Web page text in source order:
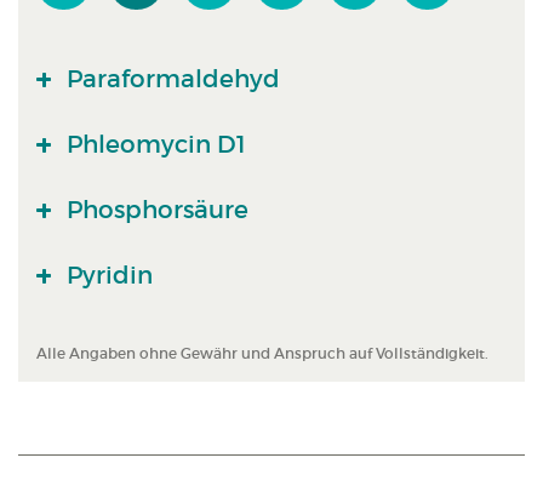
Paraformaldehyd
Phleomycin D1
Phosphorsäure
Pyridin
Alle Angaben ohne Gewähr und Anspruch auf Vollständigkeit.